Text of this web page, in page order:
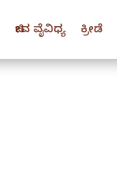
ಜೀವ ವೈವಿಧ್ಯ ಕ್ರೀಡೆ